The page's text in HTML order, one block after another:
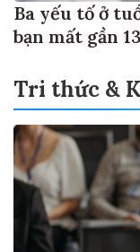
Ba yếu tố ở
bạn mất gần
Tri thức &